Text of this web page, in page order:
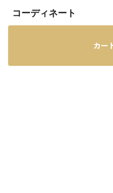
コーディネート
カー